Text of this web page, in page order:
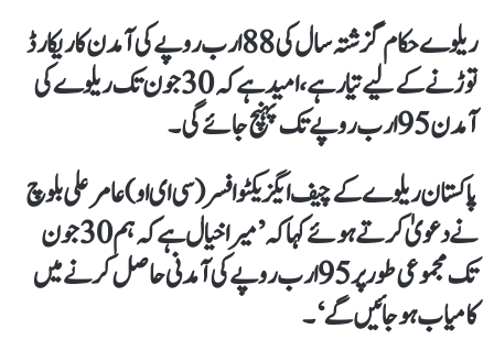
ریلوے حکام گزشتہ سال کی 88 ارب روپے کی آمدن کا ریکارڈ
توڑنے کے لیے تیار ہے، امید ہے کہ 30 جون تک ریلوے کی
آمدن 95 ارب روپے تک پہنچ جائے گی۔
پاکستان ریلوے کے چیف ایگزیکٹو افسر (سی ای او) عامر علی بلوچ
نے دعویٰ کرتے ہوئے کہا کہ ’میرا خیال ہے کہ ہم 30 جون
تک مجموعی طور پر 95 ارب روپے کی آمدنی حاصل کرنے میں
کامیاب ہو جائیں گے‘۔